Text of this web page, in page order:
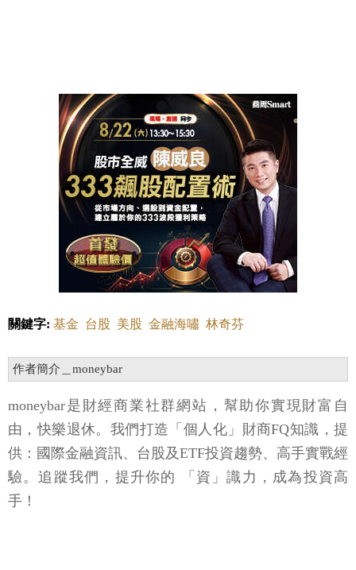
關鍵字: 基金 台股 美股 金融海嘯 林奇芬
作者簡介＿moneybar
moneybar是財經商業社群網站，幫助你實現財富自
由，快樂退休。我們打造「個人化」財商FQ知識，提
供：國際金融資訊、台股及ETF投資趨勢、高手實戰經
驗。追蹤我們，提升你的 「資」識力，成為投資高
手！